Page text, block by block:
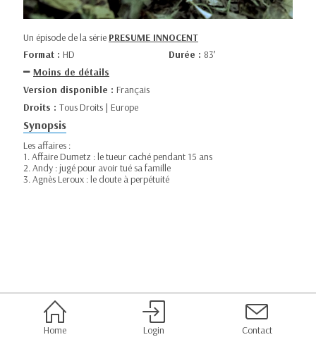
Un épisode de la série PRESUME INNOCENT
Format : HD Durée : 83’
Moins de détails
Version disponible : Français
Droits : Tous Droits | Europe
Synopsis
Les affaires :
1. Affaire Dumetz : le tueur caché pendant 15 ans
2. Andy : jugé pour avoir tué sa famille
3. Agnès Leroux : le doute à perpétuité
Home Login Contact